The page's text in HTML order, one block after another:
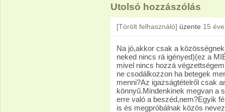
Utolsó hozzászólás
[Törölt felhasználó] üzente 15 éve
Na jó,akkor csak a
neked nincs rá igényed)(ez a
mivel nincs hozzá
ne csodálkozzon ha betegek
menni?Az igazságtételről csak
könnyű.Mindenkinek megvan a
erre való a beszéd,nem?Egyik
is és megpróbálnak közös